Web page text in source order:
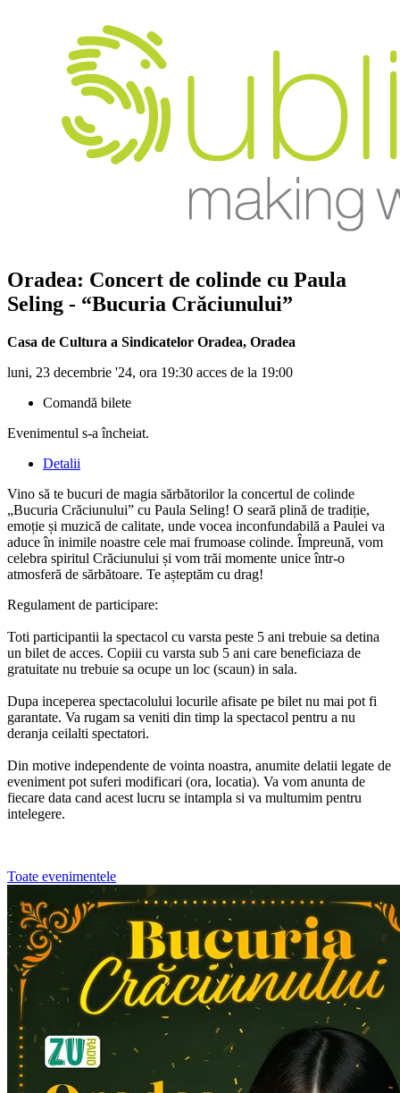
Oradea: Concert de colinde cu Paula
Seling - “Bucuria Crăciunului”
Casa de Cultura a Sindicatelor Oradea, Oradea
luni, 23 decembrie '24, ora 19:30 acces de la 19:00
Comandă bilete
Evenimentul s-a încheiat.
Detalii
Vino să te bucuri de magia sărbătorilor la concertul de colinde
„Bucuria Crăciunului” cu Paula Seling! O seară plină de tradiție,
emoție și muzică de calitate, unde vocea inconfundabilă a Paulei va
aduce în inimile noastre cele mai frumoase colinde. Împreună, vom
celebra spiritul Crăciunului și vom trăi momente unice într-o
atmosferă de sărbătoare. Te așteptăm cu drag!
Regulament de participare:
Toti participantii la spectacol cu varsta peste 5 ani trebuie sa detina
un bilet de acces. Copiii cu varsta sub 5 ani care beneficiaza de
gratuitate nu trebuie sa ocupe un loc (scaun) in sala.
Dupa inceperea spectacolului locurile afisate pe bilet nu mai pot fi
garantate. Va rugam sa veniti din timp la spectacol pentru a nu
deranja ceilalti spectatori.
Din motive independente de vointa noastra, anumite delatii legate de
eveniment pot suferi modificari (ora, locatia). Va vom anunta de
fiecare data cand acest lucru se intampla si va multumim pentru
intelegere.
Toate evenimentele